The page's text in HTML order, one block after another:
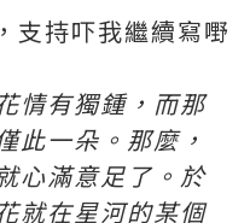
支持吓我繼續寫嘢
情有獨鍾，而那
此一朵。那麼，
心滿意足了。於
就在星河的某個